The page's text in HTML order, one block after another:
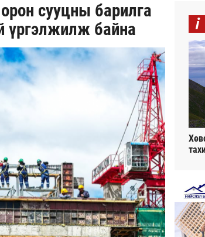
сууцны барилга
үргэлжилж байна
i